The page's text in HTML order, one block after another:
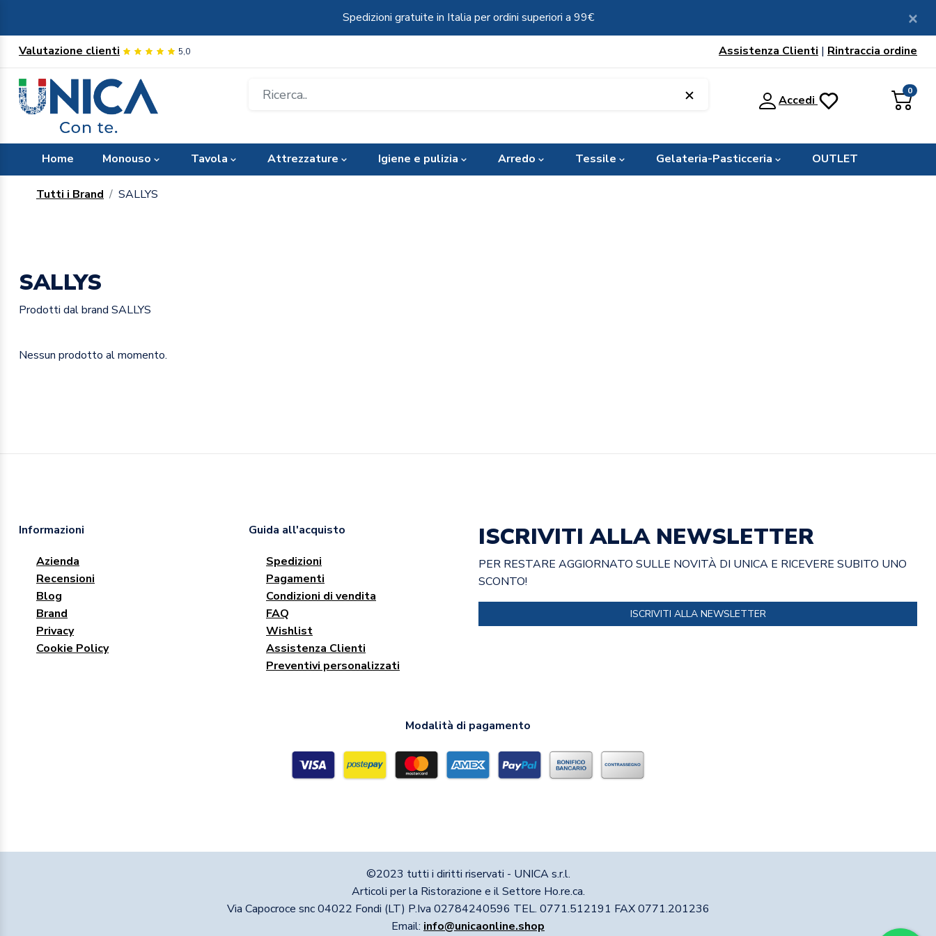
Spedizioni gratuite in Italia per ordini superiori a 99€
Valutazione clienti 5,0 Assistenza Clienti | Rintraccia ordine
0
Accedi
Home Monouso Tavola Attrezzature Igiene e pulizia Arredo Tessile Gelateria-Pasticceria OUTLET
Tutti i Brand SALLYS
SALLYS
Prodotti dal brand SALLYS
Nessun prodotto al momento.
Informazioni
Azienda
Recensioni
Blog
Brand
Privacy
Cookie Policy
Guida all'acquisto
Spedizioni
Pagamenti
Condizioni di vendita
FAQ
Wishlist
Assistenza Clienti
Preventivi personalizzati
ISCRIVITI ALLA NEWSLETTER
PER RESTARE AGGIORNATO SULLE NOVITÀ DI UNICA E RICEVERE SUBITO UNO
SCONTO!
ISCRIVITI ALLA NEWSLETTER
Modalità di pagamento
©2023 tutti i diritti riservati - UNICA s.r.l.
Articoli per la Ristorazione e il Settore Ho.re.ca.
Via Capocroce snc 04022 Fondi (LT) P.Iva 02784240596 TEL. 0771.512191 FAX 0771.201236
Email: info@unicaonline.shop